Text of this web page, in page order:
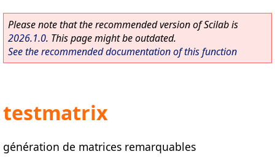
Please note that the recommended version of Scilab is
2026.1.0. This page might be outdated.
See the recommended documentation of this function
testmatrix
génération de matrices remarquables